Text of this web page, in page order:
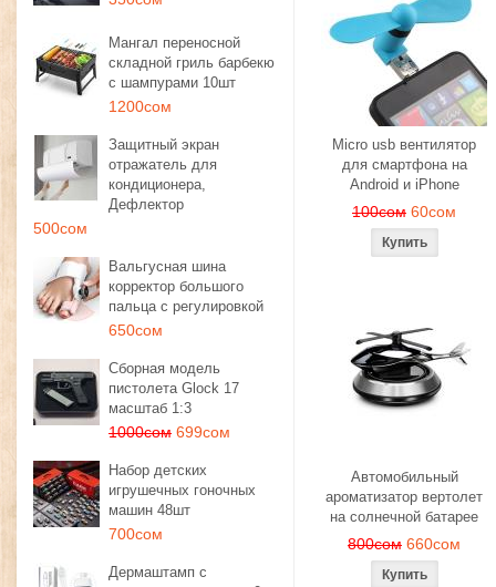
Мангал переносной
складной гриль барбекю
с шампурами 10шт
1200сом
Защитный экран
отражатель для
кондиционера,
Дефлектор
500сом
Вальгусная шина
корректор большого
пальца с регулировкой
650сом
Сборная модель
пистолета Glock 17
масштаб 1:3
1000сом 699сом
Набор детских
игрушечных гоночных
машин 48шт
700сом
Дермаштамп с
Micro usb вентилятор
для смартфона на
Android и iPhone
100сом 60сом
Автомобильный
ароматизатор вертолет
на солнечной батарее
800сом 660сом